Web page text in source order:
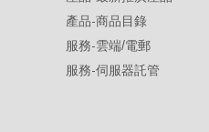
產品-商品目錄
服務-雲端/電郵
服務-伺服器託管